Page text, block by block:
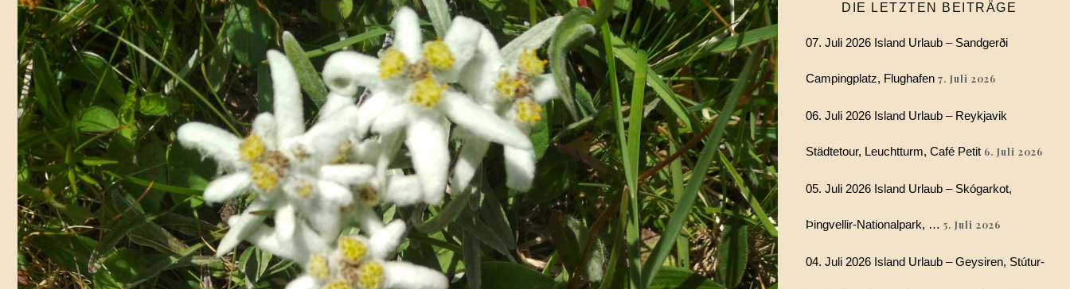
DIE LETZTEN BEITRÄGE
07. Juli 2026 Island Urlaub – Sandgerði
Campingplatz, Flughafen 7. Juli 2026
06. Juli 2026 Island Urlaub – Reykjavik
Städtetour, Leuchtturm, Café Petit 6. Juli 2026
05. Juli 2026 Island Urlaub – Skógarkot,
Þingvellir-Nationalpark, … 5. Juli 2026
04. Juli 2026 Island Urlaub – Geysiren, Stútur-